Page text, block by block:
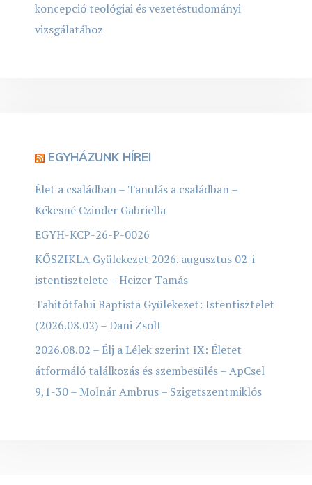
koncepció teológiai és vezetéstudományi
vizsgálatához
EGYHÁZUNK HÍREI
Élet a családban – Tanulás a családban –
Kékesné Czinder Gabriella
EGYH-KCP-26-P-0026
KŐSZIKLA Gyülekezet 2026. augusztus 02-i
istentisztelete – Heizer Tamás
Tahitótfalui Baptista Gyülekezet: Istentisztelet
(2026.08.02) – Dani Zsolt
2026.08.02 – Élj a Lélek szerint IX: Életet
átformáló találkozás és szembesülés – ApCsel
9,1-30 – Molnár Ambrus – Szigetszentmiklós